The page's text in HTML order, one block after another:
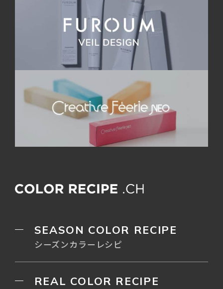
SEASON COLOR RECIPE
シーズンカラーレシピ
REAL COLOR RECIPE